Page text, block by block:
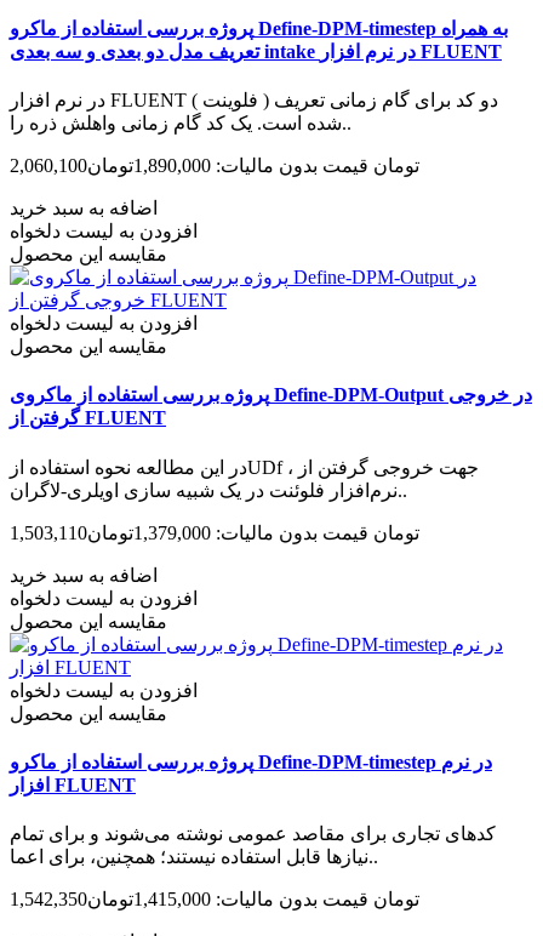
پروژه بررسی استفاده از ماکرو Define-DPM-timestep به همراه
تعریف مدل دو بعدی و سه بعدی intake در نرم افزار FLUENT
در نرم افزار FLUENT ( فلوینت ) دو کد برای گام زمانی تعریف
شده است. یک کد گام زمانی واهلش ذره را..
2,060,100تومان قیمت بدون مالیات: 1,890,000تومان
اضافه به سبد خرید
افزودن به لیست دلخواه
مقایسه این محصول
افزودن به لیست دلخواه
مقایسه این محصول
پروژه بررسی استفاده از ماکروی Define-DPM-Output در خروجی
گرفتن از FLUENT
در این مطالعه نحوه استفاده ازUDf ، جهت خروجی گرفتن از
نرم‌افزار فلوئنت در یک شبیه سازی اویلری-لاگران..
1,503,110تومان قیمت بدون مالیات: 1,379,000تومان
اضافه به سبد خرید
افزودن به لیست دلخواه
مقایسه این محصول
افزودن به لیست دلخواه
مقایسه این محصول
پروژه بررسی استفاده از ماکرو Define-DPM-timestep در نرم
افزار FLUENT
کدهای تجاری برای مقاصد عمومی نوشته می‌شوند و برای تمام
نیازها قابل استفاده نیستند؛ همچنین، برای اعما..
1,542,350تومان قیمت بدون مالیات: 1,415,000تومان